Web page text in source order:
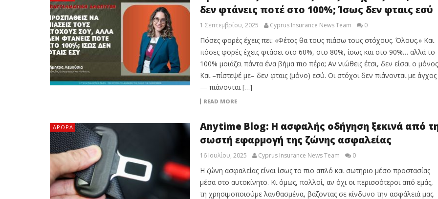
δεν φτάνεις ποτέ στο 100%; Ίσως δεν φταις εσύ
1 Σεπτεμβρίου, 2025 Cyprus Insurance News Team 0
Πόσες φορές έχεις πει: «Φέτος θα τους πιάσω τους στόχους. Όλους.» Και
πόσες φορές έχεις φτάσει στο 60%, στο 80%, ίσως και στο 90%… αλλά το
100% μοιάζει πάντα ένα βήμα πιο πέρα; Αν νιώθεις έτσι, δεν είσαι ο
Και –πίστεψέ με– δεν φταις (μόνο) εσύ. Οι στόχοι δεν πιάνονται με άγχος
— πιάνονται […]
READ MORE
ΆΡΘΡΑ
Anytime Blog: Η ασφαλής οδήγηση ξεκινά από
σωστή εφαρμογή της ζώνης ασφαλείας
16 Ιουλίου, 2025 Cyprus Insurance News Team 0
Η ζώνη ασφαλείας είναι ίσως το πιο απλό και σωτήριο μέσο προστασίας
μέσα στο αυτοκίνητο. Κι όμως, πολλοί, αν όχι οι περισσότεροι από εμάς,
τη χρησιμοποιούμε λανθασμένα, βάζοντας σε κίνδυνο την ασφάλειά μας.